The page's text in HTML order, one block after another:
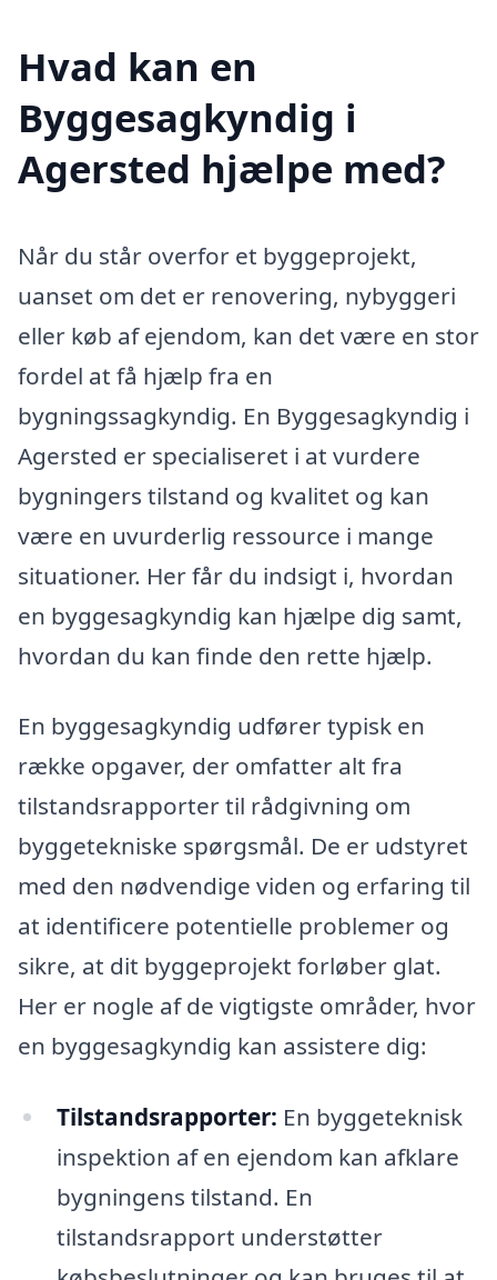
Hvad kan en
Byggesagkyndig i
Agersted hjælpe med?
Når du står overfor et byggeprojekt,
uanset om det er renovering, nybyggeri
eller køb af ejendom, kan det være en stor
fordel at få hjælp fra en
bygningssagkyndig. En Byggesagkyndig i
Agersted er specialiseret i at vurdere
bygningers tilstand og kvalitet og kan
være en uvurderlig ressource i mange
situationer. Her får du indsigt i, hvordan
en byggesagkyndig kan hjælpe dig samt,
hvordan du kan finde den rette hjælp.
En byggesagkyndig udfører typisk en
række opgaver, der omfatter alt fra
tilstandsrapporter til rådgivning om
byggetekniske spørgsmål. De er udstyret
med den nødvendige viden og erfaring til
at identificere potentielle problemer og
sikre, at dit byggeprojekt forløber glat.
Her er nogle af de vigtigste områder, hvor
en byggesagkyndig kan assistere dig:
Tilstandsrapporter: En byggeteknisk
inspektion af en ejendom kan afklare
bygningens tilstand. En
tilstandsrapport understøtter